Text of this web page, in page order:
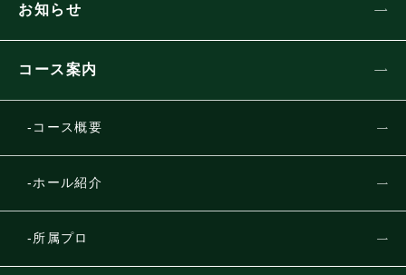
お知らせ
コース案内
コース概要
ホール紹介
所属プロ